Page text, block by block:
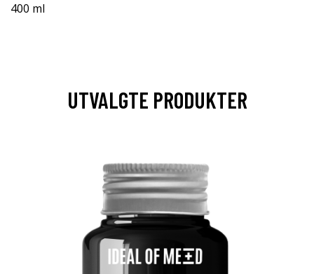
400 ml
UTVALGTE PRODUKTER